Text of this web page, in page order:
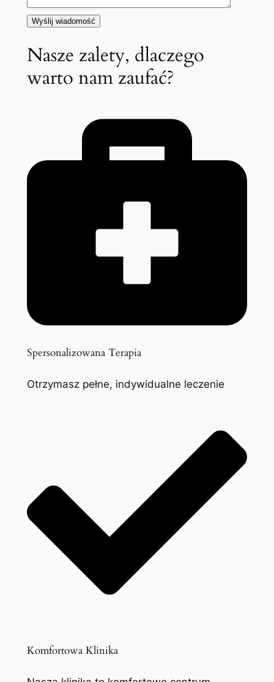
Nasze zalety, dlaczego
warto nam zaufać?
Spersonalizowana Terapia
Otrzymasz pełne, indywidualne leczenie
Komfortowa Klinika